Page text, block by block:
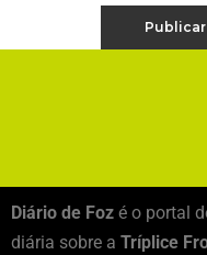
Diário de Foz é o portal
diária sobre a Tríplice